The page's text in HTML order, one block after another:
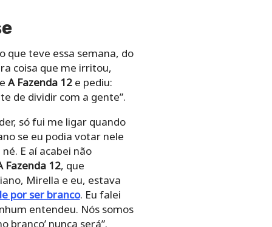
que teve essa semana, do
coisa que me irritou,
A Fazenda 12e pediu:
de dividir com a gente”.
só fui me ligar quando
se eu podia votar nele
E aí acabei não
Fazenda 12, que
Mirella e eu, estava
por ser branco. Eu falei
entendeu. Nós somos
branco’ nunca será”.